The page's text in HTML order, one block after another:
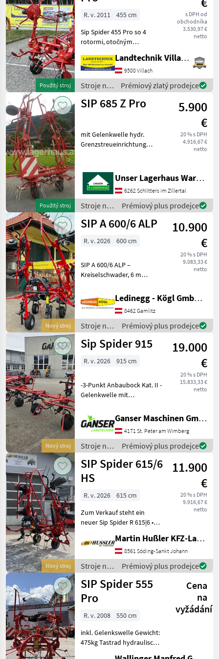
815/8
Zobrazit
vše
MARKETPLACE
Marketplace
Nabídky
prodejců
Inzeráty
SIP
Použitý stroj
s DPH od
obchodníka
3.530,97 €
netto
R. v. 2011
455 cm
Sip Spider 455 Pro so 4
rotormi, otočným
vzperami, dvoma otočnými
rotormi, 6 hrotmi na rotor,
balónovými pneumatikami,
hydraulickým sklápaním,
Landtechnik Villach GmbH
9500 Villach
Stroje na
zber
objemových
Prémiový zlatý prodejce
Použitý stroj
SIP 685 Z Pro
5.900
€
20 % s DPH
4.916,67 €
netto
mit Gelenkwelle hydr.
Grenzstreueinrichtung
telefonisch, ob die von
Ihnen angefragte
Gebrauchtmaschine aktuell
bei uns
Unser Lagerhaus Warenhandelsges.m.b.H.
6262 Schlitters im Zillertal
Stroje na
zber
objemových
SIP
Prémiový plus prodejce
Nový stroj
SIP A 600/6 ALP
10.900
€
20 % s DPH
9.083,33 €
netto
R. v. 2026 600 cm
SIP A 600/6 ALP –
Kreiselschwader, 6 m
Baujahr 2026 Beschreibung:
Der SIP A 600/6 ALP ist ein
besonders robuster und
wendiger Kreis
Ledinegg - Kögl GmbH - Obst- und Weinbautechnik
8462 Gamlitz
Stroje na
zber
objemových
SIP
Prémiový plus prodejce
Nový stroj
Sip Spider 915
19.000
€
20 % s DPH
15.833,33 €
netto
R. v. 2026 915 cm
-3-Punkt Anbaubock Kat. II -
Gelenkwelle mit
Federzinkenhalter aus
Rundrohre -Hydraulische
Lenkung für Grenzstreuen -
Mechanische Dämpfer -Hyd
Ganser Maschinen GmbH
4171 St. Peter am Wimberg
Stroje na
zber
objemových
krmív /
SIP
Prémiový plus prodejce
Nový stroj
SIP Spider 615/6
HS
11.900
€
20 % s DPH
9.916,67 €
netto
R. v. 2026
615 cm
Zum Verkauf steht ein
neuer Sip Spider R 615|6 •
Grenzstreueinrichtung 1x
EW • hydrl. Hochklappbar
1x EW • Dämpfungsstreben •
Sc
Martin Hußler KFZ-Landtechnik
8561 Söding-Sankt Johann
Stroje na
zber
objemových
krmív /
SIP
Prémiový plus prodejce
SIP Spider 555
Pro
Cena
na
vyžádání
R. v. 2008
550 cm
inkl. Gelenkswelle Gewicht:
475kg Tastrad hydraulisch